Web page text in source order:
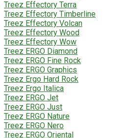
Treez Effectory Terra
Treez Effectory Timberline
Treez Effectory Volcan
Treez Effectory Wood
Treez Effectory Wow
Treez ERGO Diamond
Treez ERGO Fine Rock
Treez ERGO Graphics
Treez Ergo Hard Rock
Treez Ergo Italica
Treez ERGO Jet
Treez ERGO Just
Treez ERGO Nature
Treez ERGO Nero
Treez ERGO Oriental